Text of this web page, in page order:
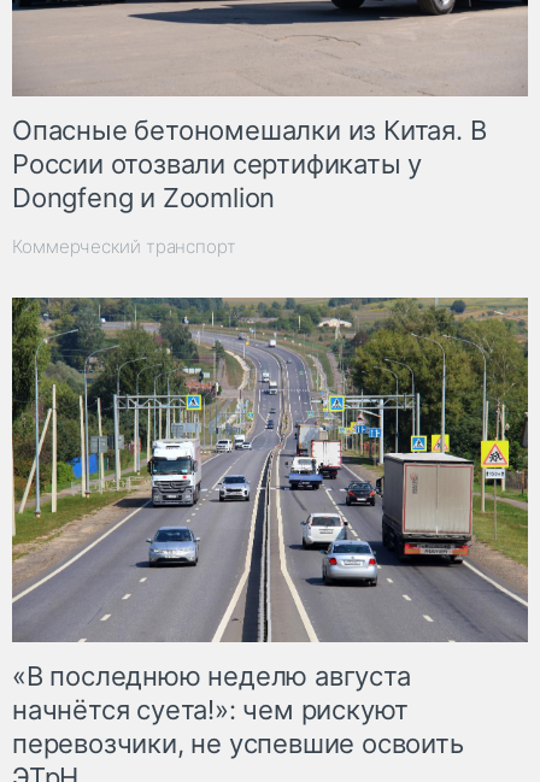
Опасные бетономешалки из Китая. В
России отозвали сертификаты у
Dongfeng и Zoomlion
Коммерческий транспорт
«В последнюю неделю августа
начнётся суета!»: чем рискуют
перевозчики, не успевшие освоить